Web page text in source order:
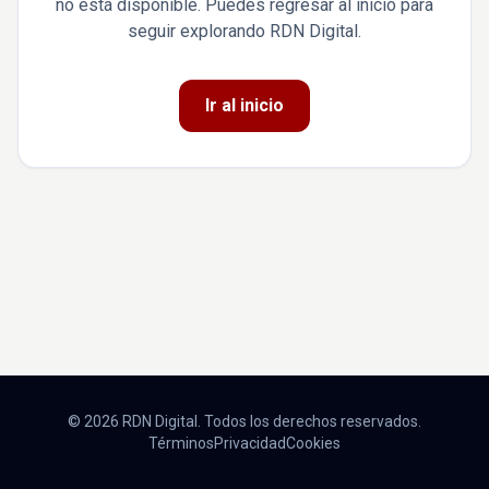
no está disponible. Puedes regresar al inicio para
seguir explorando RDN Digital.
Ir al inicio
© 2026 RDN Digital. Todos los derechos reservados.
TérminosPrivacidadCookies